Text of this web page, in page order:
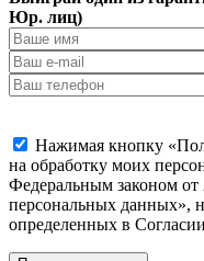
Юр. лиц)
Нажимая кнопку
на обработку моих
Федеральным законом
персональных данных»,
определенных в